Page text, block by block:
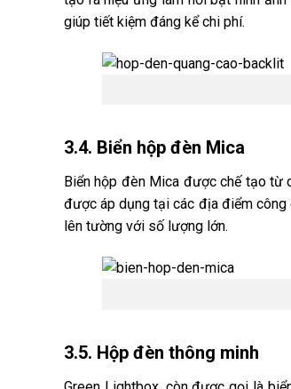
giúp tiết kiệm đáng kể chi phí.
3.4. Biển hộp đèn Mica
Biển hộp đèn Mica được chế tạo từ
được áp dụng tại các địa điểm công
lên tường với số lượng lớn.
3.5. Hộp đèn thông minh